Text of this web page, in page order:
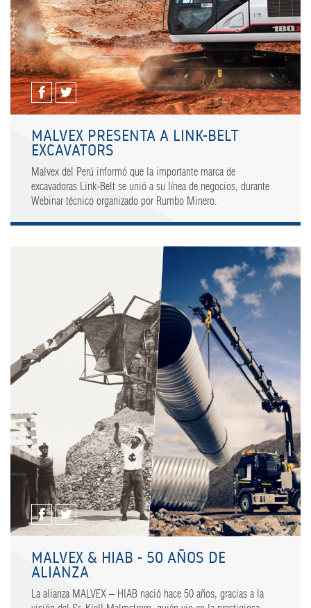
MALVEX PRESENTA A LINK-BELT
EXCAVATORS
Malvex del Perú informó que la importante marca de
excavadoras Link-Belt se unió a su línea de negocios, durante
Webinar técnico organizado por Rumbo Minero.
MALVEX & HIAB - 50 AÑOS DE
ALIANZA
La alianza MALVEX – HIAB nació hace 50 años, gracias a la